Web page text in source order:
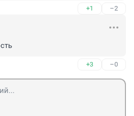
+1 –2
+3 –0